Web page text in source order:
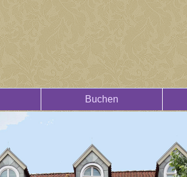
Buchen